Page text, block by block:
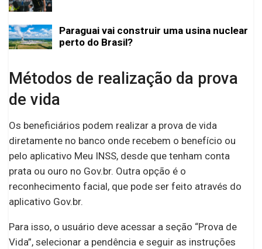
Paraguai vai construir uma usina nuclear
perto do Brasil?
Métodos de realização da prova
de vida
Os beneficiários podem realizar a prova de vida
diretamente no banco onde recebem o benefício ou
pelo aplicativo Meu INSS, desde que tenham conta
prata ou ouro no Gov.br. Outra opção é o
reconhecimento facial, que pode ser feito através do
aplicativo Gov.br.
Para isso, o usuário deve acessar a seção “Prova de
Vida”, selecionar a pendência e seguir as instruções